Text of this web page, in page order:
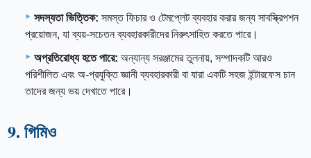
সদস্যতা ভিত্তিক: সমস্ত ফিচার ও টেমপ্লেট ব্যবহার করার জন্য সাবস্ক্রিপশন
প্রয়োজন, যা ব্যয়-সচেতন ব্যবহারকারীদের নিরুৎসাহিত করতে পারে।
অপ্রতিরোধ্য হতে পারে: অন্যান্য সরঞ্জামের তুলনায়, সম্পাদকটি আরও
পরিশীলিত এবং অ-প্রযুক্তি জ্ঞানী ব্যবহারকারী বা যারা একটি সহজ ইন্টারফেস চান
তাদের জন্য ভয় দেখাতে পারে।
9. গিমিও